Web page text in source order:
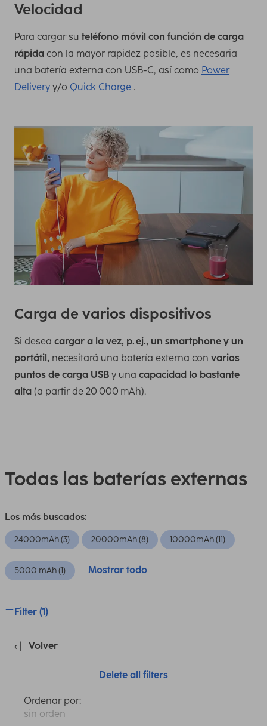
Velocidad
Para cargar su teléfono móvil con función de carga
rápida con la mayor rapidez posible, es necesaria
una batería externa con USB-C, así como Power
Delivery y/o Quick Charge .
Carga de varios dispositivos
Si desea cargar a la vez, p. ej., un smartphone y un
portátil, necesitará una batería externa con varios
puntos de carga USB y una capacidad lo bastante
alta (a partir de 20 000 mAh).
Todas las baterías externas
Los más buscados:
24000mAh (3) 20000mAh (8) 10000mAh (11)
5000 mAh (1) Mostrar todo
Filter (1)
Volver
Delete all filters
Ordenar por:
sin orden